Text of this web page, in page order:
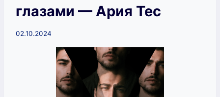
глазами — Ария Тес
02.10.2024